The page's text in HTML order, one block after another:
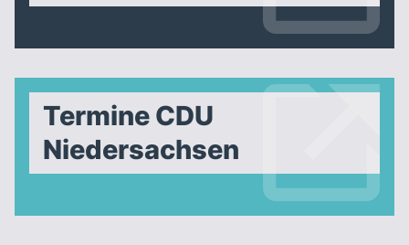
Termine CDU
Niedersachsen